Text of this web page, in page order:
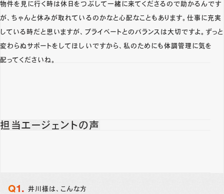
物件を見に行く時は休日をつぶして一緒に来てくださるので助かるんです
が、ちゃんと休みが取れているのかなと心配なこともあります。仕事に充実
している時だと思いますが、プライベートとのバランスは大切ですよ。ずっと
変わらぬサポートをしてほしいですから、私のためにも体調管理に気を
配ってくださいね。
担当エージェントの声
井川様は、こんな方